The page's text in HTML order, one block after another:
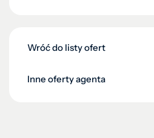
Wróć do listy ofert
Inne oferty agenta